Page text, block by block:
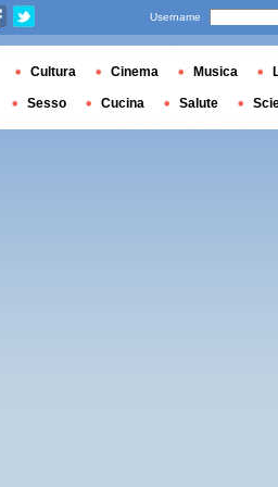
Username
Cultura Cinema Musica
Sesso Cucina Salute